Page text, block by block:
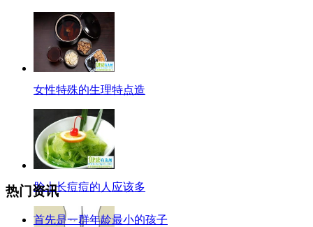
女性特殊的生理特点造
脸上长痘痘的人应该多
热门资讯
首先是一群年龄最小的孩子